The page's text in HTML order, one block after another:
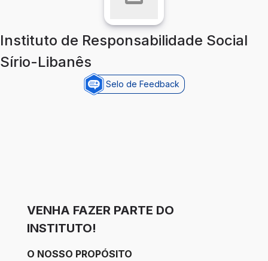
Instituto de Responsabilidade Social
Sírio-Libanês
Selo de Feedback
VENHA FAZER PARTE DO
INSTITUTO!
O NOSSO PROPÓSITO